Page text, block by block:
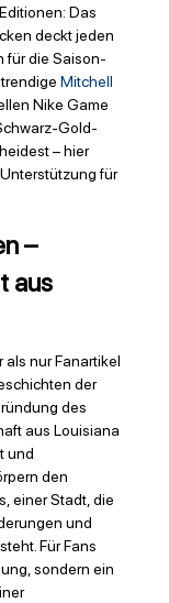
Das
deckt jeden
für die Saison-
Mitchell
Nike Game
Gold-
– hier
für
–
aus
nur Fanartikel
der
des
aus Louisiana
und
den
einer Stadt, die
und
Für Fans
sondern ein